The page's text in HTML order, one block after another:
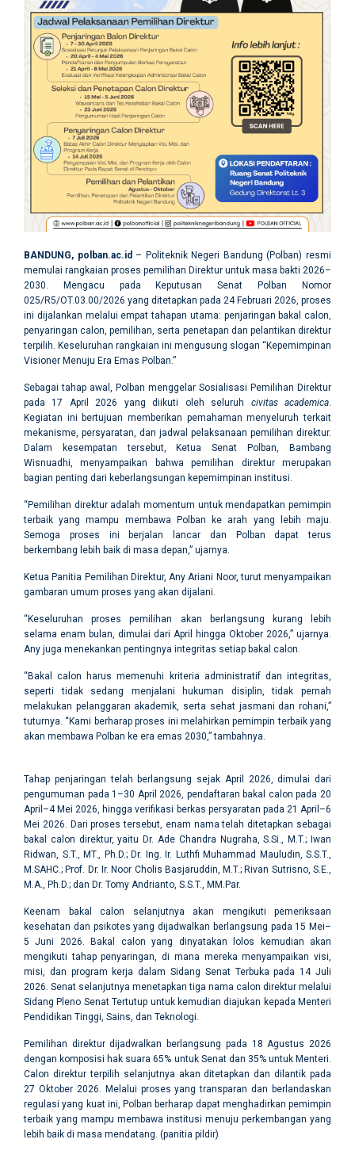
BANDUNG, polban.ac.id – Politeknik Negeri Bandung (Polban) resmi
memulai rangkaian proses pemilihan Direktur untuk masa bakti 2026–
2030. Mengacu pada Keputusan Senat Polban Nomor
025/R5/OT.03.00/2026 yang ditetapkan pada 24 Februari 2026, proses
ini dijalankan melalui empat tahapan utama: penjaringan bakal calon,
penyaringan calon, pemilihan, serta penetapan dan pelantikan direktur
terpilih. Keseluruhan rangkaian ini mengusung slogan “Kepemimpinan
Visioner Menuju Era Emas Polban.”
Sebagai tahap awal, Polban menggelar Sosialisasi Pemilihan Direktur
pada 17 April 2026 yang diikuti oleh seluruh civitas academica.
Kegiatan ini bertujuan memberikan pemahaman menyeluruh terkait
mekanisme, persyaratan, dan jadwal pelaksanaan pemilihan direktur.
Dalam kesempatan tersebut, Ketua Senat Polban, Bambang
Wisnuadhi, menyampaikan bahwa pemilihan direktur merupakan
bagian penting dari keberlangsungan kepemimpinan institusi.
“Pemilihan direktur adalah momentum untuk mendapatkan pemimpin
terbaik yang mampu membawa Polban ke arah yang lebih maju.
Semoga proses ini berjalan lancar dan Polban dapat terus
berkembang lebih baik di masa depan,” ujarnya.
Ketua Panitia Pemilihan Direktur, Any Ariani Noor, turut menyampaikan
gambaran umum proses yang akan dijalani.
“Keseluruhan proses pemilihan akan berlangsung kurang lebih
selama enam bulan, dimulai dari April hingga Oktober 2026,” ujarnya.
Any juga menekankan pentingnya integritas setiap bakal calon.
“Bakal calon harus memenuhi kriteria administratif dan integritas,
seperti tidak sedang menjalani hukuman disiplin, tidak pernah
melakukan pelanggaran akademik, serta sehat jasmani dan rohani,”
tuturnya. “Kami berharap proses ini melahirkan pemimpin terbaik yang
akan membawa Polban ke era emas 2030,” tambahnya.
Tahap penjaringan telah berlangsung sejak April 2026, dimulai dari
pengumuman pada 1–30 April 2026, pendaftaran bakal calon pada 20
April–4 Mei 2026, hingga verifikasi berkas persyaratan pada 21 April–6
Mei 2026. Dari proses tersebut, enam nama telah ditetapkan sebagai
bakal calon direktur, yaitu Dr. Ade Chandra Nugraha, S.Si., M.T.; Iwan
Ridwan, S.T., MT., Ph.D.; Dr. Ing. Ir. Luthfi Muhammad Mauludin, S.S.T.,
M.SAHC.; Prof. Dr. Ir. Noor Cholis Basjaruddin, M.T.; Rivan Sutrisno, S.E.,
M.A., Ph.D.; dan Dr. Tomy Andrianto, S.S.T., MM.Par.
Keenam bakal calon selanjutnya akan mengikuti pemeriksaan
kesehatan dan psikotes yang dijadwalkan berlangsung pada 15 Mei–
5 Juni 2026. Bakal calon yang dinyatakan lolos kemudian akan
mengikuti tahap penyaringan, di mana mereka menyampaikan visi,
misi, dan program kerja dalam Sidang Senat Terbuka pada 14 Juli
2026. Senat selanjutnya menetapkan tiga nama calon direktur melalui
Sidang Pleno Senat Tertutup untuk kemudian diajukan kepada Menteri
Pendidikan Tinggi, Sains, dan Teknologi.
Pemilihan direktur dijadwalkan berlangsung pada 18 Agustus 2026
dengan komposisi hak suara 65% untuk Senat dan 35% untuk Menteri.
Calon direktur terpilih selanjutnya akan ditetapkan dan dilantik pada
27 Oktober 2026. Melalui proses yang transparan dan berlandaskan
regulasi yang kuat ini, Polban berharap dapat menghadirkan pemimpin
terbaik yang mampu membawa institusi menuju perkembangan yang
lebih baik di masa mendatang. (panitia pildir)